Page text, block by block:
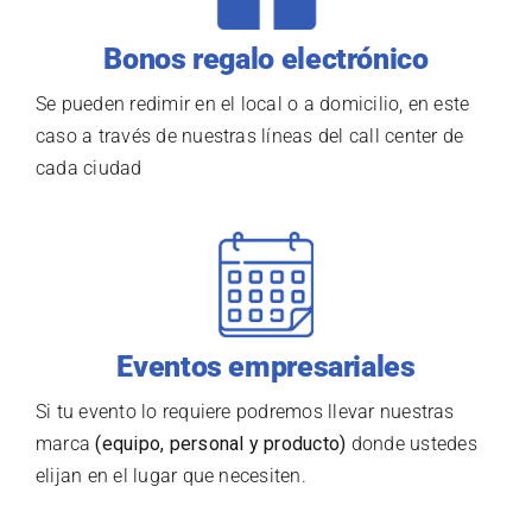
Bonos regalo electrónico
Se pueden redimir en el local o a domicilio, en este
caso a través de nuestras líneas del call center de
cada ciudad
Eventos empresariales
Si tu evento lo requiere podremos llevar nuestras
marca(equipo, personal y producto) donde ustedes
elijan en el lugar que necesiten.